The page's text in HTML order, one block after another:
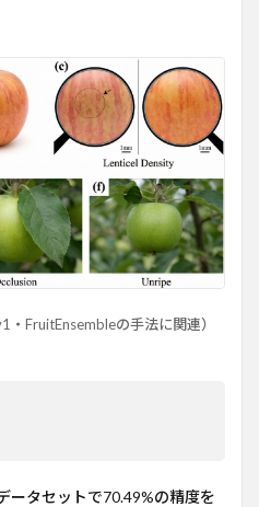
FruitEnsembleの手法に関連）
ータセットで70.49%の精度を